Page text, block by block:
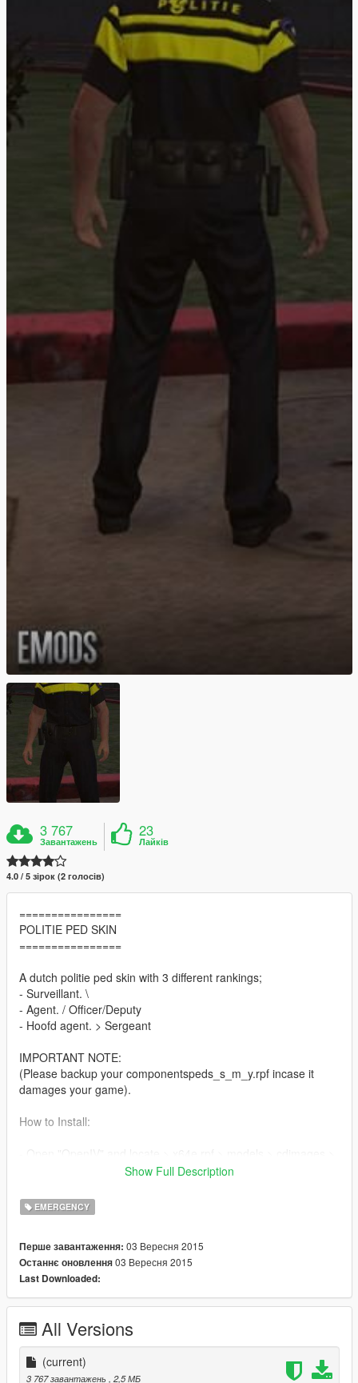
3 767
Завантажень
23
Лайків
4.0 / 5 зірок (2 голосів)
================
POLITIE PED SKIN
================
A dutch politie ped skin with 3 different rankings;
- Surveillant. \
- Agent. / Officer/Deputy
- Hoofd agent. > Sergeant
IMPORTANT NOTE:
(Please backup your componentspeds_s_m_y.rpf incase it
damages your game).
How to Install:
"componentspeds_s_m_y.rpf
- Replace the file in the "Files" folder with the file within OpenIV.
Dutch Politie BMW 525D.
https://www.gta5-mods.com/vehicles/politie-bmw-525d
Show Full Description
EMERGENCY
Перше завантаження: 03 Вересня 2015
Останнє оновлення03 Вересня 2015
Last Downloaded:
All Versions
(current)
3 767 завантажень , 2,5 МБ